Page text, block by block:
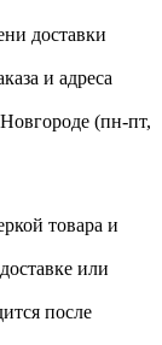
доставки
и адреса
(пн-пт,
товара и
или
после